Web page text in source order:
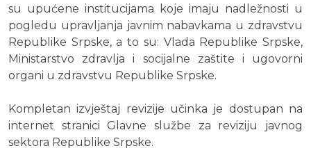
su upućene institucijama koje imaju nadležnosti u
pogledu upravljanja javnim nabavkama u zdravstvu
Republike Srpske, a to su: Vlada Republike Srpske,
Ministarstvo zdravlja i socijalne zaštite i ugovorni
organi u zdravstvu Republike Srpske.
Kompletan izvještaj revizije učinka je dostupan na
internet stranici Glavne službe za reviziju javnog
sektora Republike Srpske.